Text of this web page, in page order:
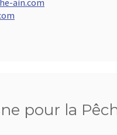
ain.com
pour la